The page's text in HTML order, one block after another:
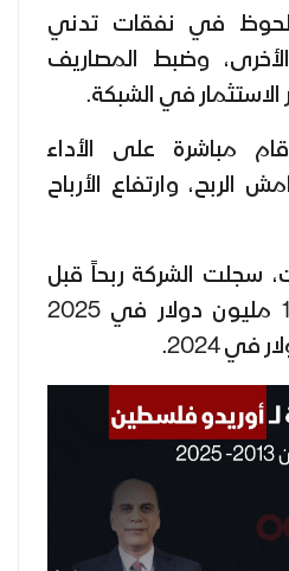
في نفقات تدني
وضبط المصاريف
الاستثمار في الشبكة.
مباشرة على الأداء
الربح، وارتفاع الأرباح
سجلت الشركة ربحاً قبل
ضريبة الدخل بلغ 16.7 مليون دولار في 2025